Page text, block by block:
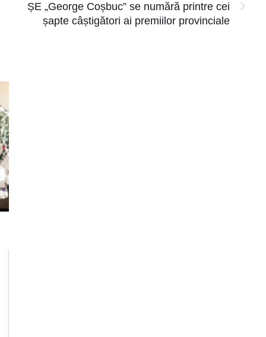
ȘE „George Coșbuc” se numără printre cei
șapte câștigători ai premiilor provinciale